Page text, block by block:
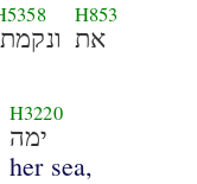
H853
את
H3220
ימה
her sea,